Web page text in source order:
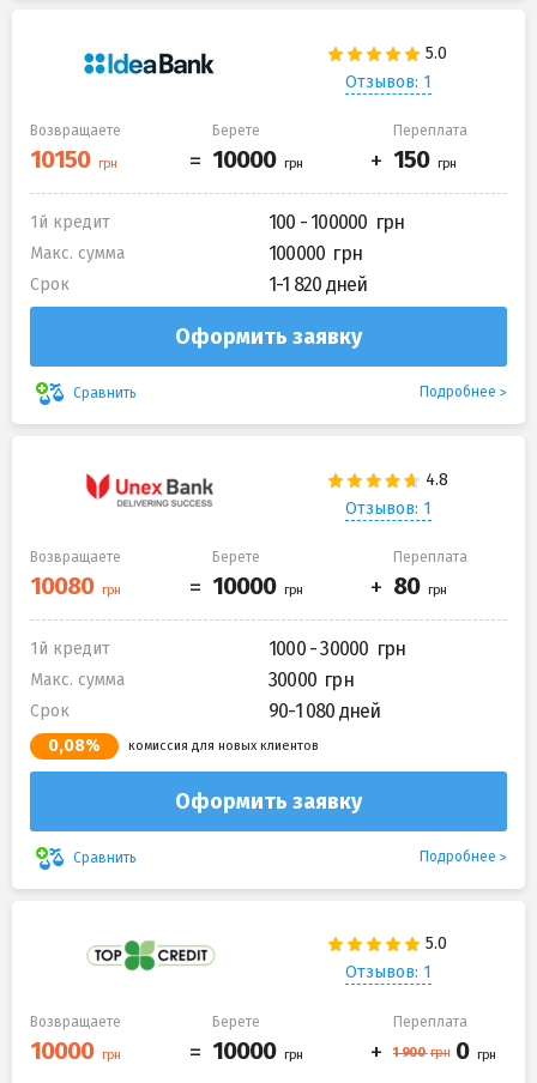
Отзывов: 1
Возвращаете Берете Переплата
1й кредит 100 - 100000
Макс. сумма 100000
Срок 1-1 820 дней
Оформить заявку
Сравнить Подробнее
Отзывов: 1
Возвращаете Берете Переплата
1й кредит 1000 - 30000
Макс. сумма 30000
Срок 90-1 080 дней
0,08% комиссия для новых клиентов
Оформить заявку
Сравнить Подробнее
Отзывов: 1
Возвращаете Берете Переплата